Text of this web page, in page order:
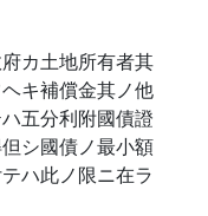
カ土地所有者其
キ補償金其ノ他
五分利附國債證
シ國債ノ最小額
ハ此ノ限ニ在ラ